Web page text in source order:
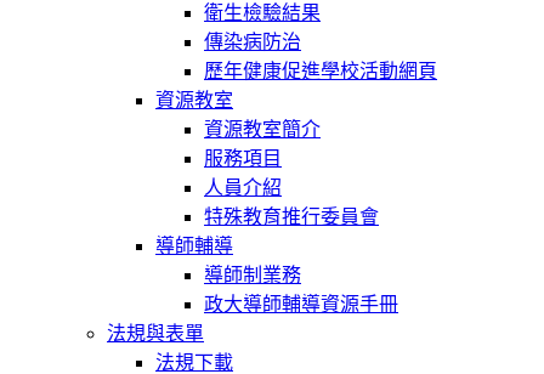
衛生檢驗結果
傳染病防治
歷年健康促進學校活動網頁
資源教室
資源教室簡介
服務項目
人員介紹
特殊教育推行委員會
導師輔導
導師制業務
政大導師輔導資源手冊
法規與表單
法規下載